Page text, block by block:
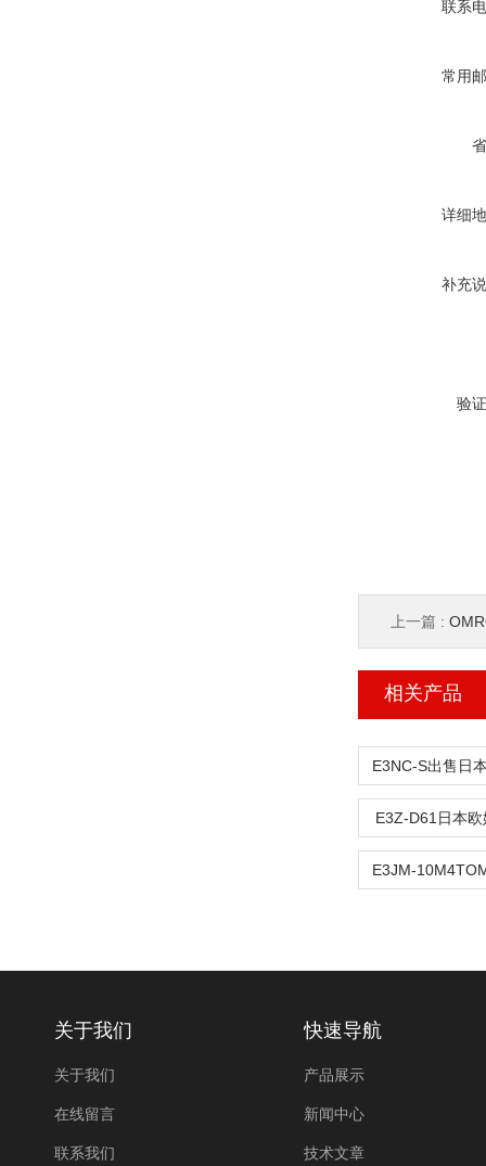
联系
常用
详细
补充
验
上一篇 :
相关产品
E3Z-D61日本
关于我们
关于我们
在线留言
联系我们
快速导航
产品展示
新闻中心
技术文章